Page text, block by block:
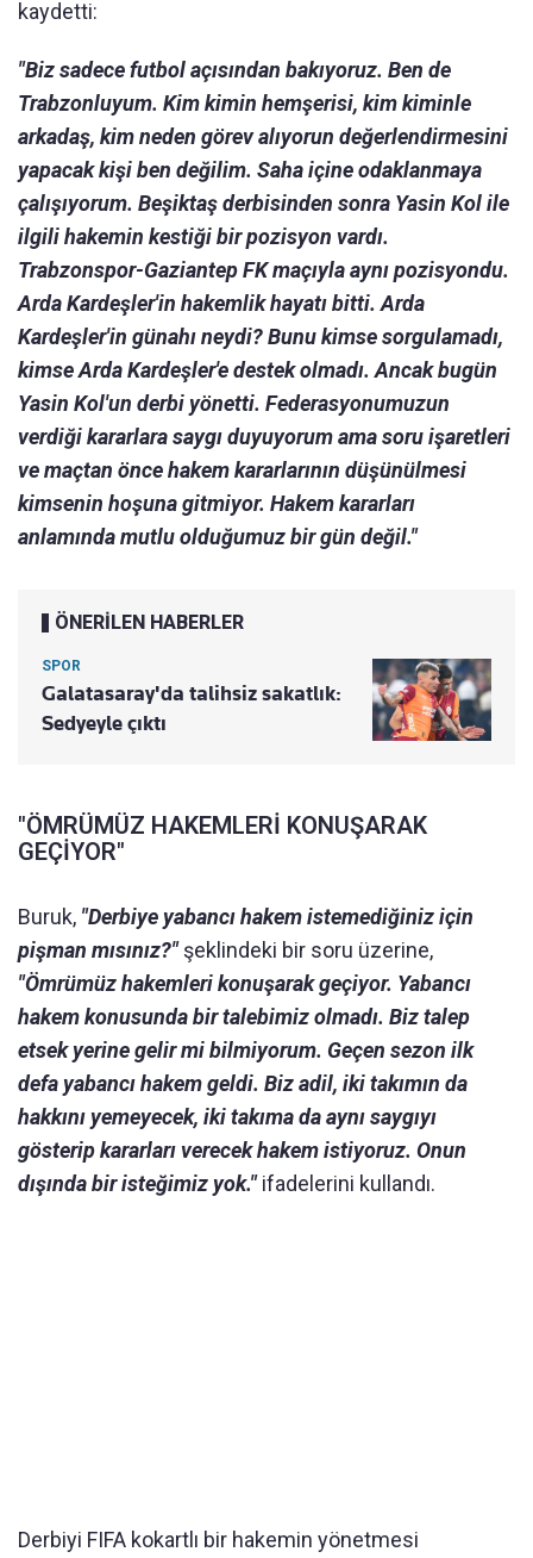
kaydetti:
"Biz sadece futbol açısından bakıyoruz. Ben de
Trabzonluyum. Kim kimin hemşerisi, kim kiminle
arkadaş, kim neden görev alıyorun değerlendirmesini
yapacak kişi ben değilim. Saha içine odaklanmaya
çalışıyorum. Beşiktaş derbisinden sonra Yasin Kol ile
ilgili hakemin kestiği bir pozisyon vardı.
Trabzonspor-Gaziantep FK maçıyla aynı pozisyondu.
Arda Kardeşler'in hakemlik hayatı bitti. Arda
Kardeşler'in günahı neydi? Bunu kimse sorgulamadı,
kimse Arda Kardeşler'e destek olmadı. Ancak bugün
Yasin Kol'un derbi yönetti. Federasyonumuzun
verdiği kararlara saygı duyuyorum ama soru işaretleri
ve maçtan önce hakem kararlarının düşünülmesi
kimsenin hoşuna gitmiyor. Hakem kararları
anlamında mutlu olduğumuz bir gün değil."
ÖNERİLEN HABERLER
SPOR
Galatasaray'da talihsiz sakatlık:
Sedyeyle çıktı
"ÖMRÜMÜZ HAKEMLERİ KONUŞARAK
GEÇİYOR"
Buruk, "Derbiye yabancı hakem istemediğiniz için
pişman mısınız?"şeklindeki bir soru üzerine,
"Ömrümüz hakemleri konuşarak geçiyor. Yabancı
hakem konusunda bir talebimiz olmadı. Biz talep
etsek yerine gelir mi bilmiyorum. Geçen sezon ilk
defa yabancı hakem geldi. Biz adil, iki takımın da
hakkını yemeyecek, iki takıma da aynı saygıyı
gösterip kararları verecek hakem istiyoruz. Onun
dışında bir isteğimiz yok."ifadelerini kullandı.
Derbiyi FIFA kokartlı bir hakemin yönetmesi